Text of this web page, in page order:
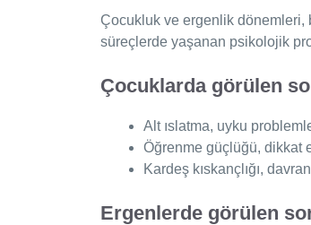
Çocukluk ve ergenlik dönemleri,
süreçlerde yaşanan psikolojik
Çocuklarda görülen
Alt ıslatma, uyku
Öğrenme güçlüğü, dikkat
Kardeş kıskançlığı,
Ergenlerde görülen